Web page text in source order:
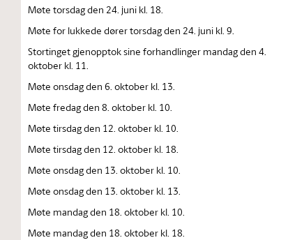
Møte torsdag den 24. juni kl. 18.
Møte for lukkede dører torsdag den 24. juni kl. 9.
Stortinget gjenopptok sine forhandlinger mandag den 4.
oktober kl. 11.
Møte onsdag den 6. oktober kl. 13.
Møte fredag den 8. oktober kl. 10.
Møte tirsdag den 12. oktober kl. 10.
Møte tirsdag den 12. oktober kl. 18.
Møte onsdag den 13. oktober kl. 10.
Møte onsdag den 13. oktober kl. 13.
Møte mandag den 18. oktober kl. 10.
Møte mandag den 18. oktober kl. 18.